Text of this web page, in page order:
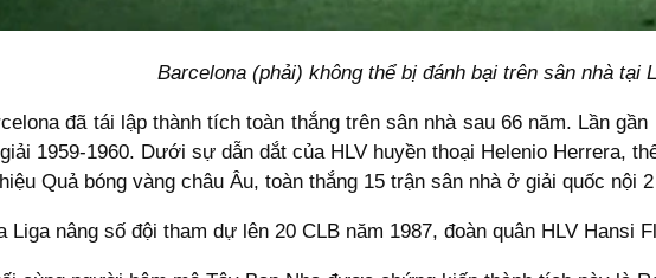
Barcelona (phải) không thể bị đánh bại trên sân nhà tại
đã tái lập thành tích toàn thắng trên sân nhà sau 66 năm. Lần
1959-1960. Dưới sự dẫn dắt của HLV huyền thoại Helenio Herrera,
Quả bóng vàng châu Âu, toàn thắng 15 trận sân nhà ở giải quốc nội
nâng số đội tham dự lên 20 CLB năm 1987, đoàn quân HLV Hansi